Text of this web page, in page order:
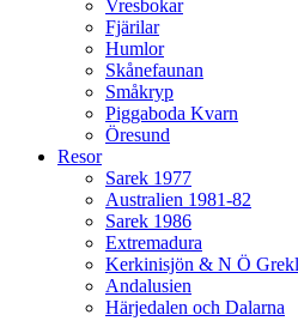
Vresbokar
Fjärilar
Humlor
Skånefaunan
Småkryp
Piggaboda Kvarn
Öresund
Resor
Sarek 1977
Australien 1981-82
Sarek 1986
Extremadura
Kerkinisjön & N Ö
Andalusien
Härjedalen och Dalarna